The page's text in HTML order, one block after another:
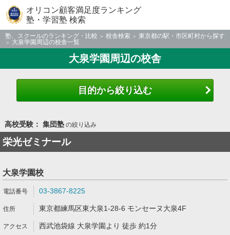
オリコン顧客満足度ランキング
塾・学習塾 検索
塾、スクールのランキング・比較 校舎検索
東京都の駅・市区町村から探す
大泉学園周辺の校舎一覧
大泉学園周辺の校舎
目的から絞り込む
高校受験： 集団塾の絞り込み
栄光ゼミナール
大泉学園校
03-3867-8225
東京都練馬区東大泉1-28-6 モンセーヌ大泉4F
西武池袋線 大泉学園より 徒歩 約1分